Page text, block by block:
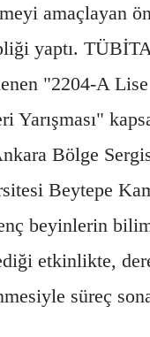
amaçlayan
yaptı.
"2204-A
Yarışması"
Bölge
Beytepe
beyinlerin
etkinlikte,
süreç